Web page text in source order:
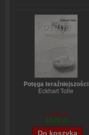
Potęga teraźniejszości
Eckhart Tolle
43,69 zł
33,02 zł